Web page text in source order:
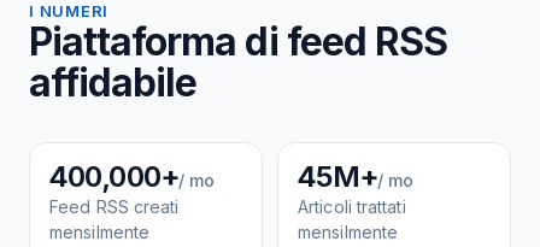
I NUMERI
Piattaforma di feed RSS
affidabile
400,000+/ mo
Feed RSS creati
mensilmente
45M+/ mo
Articoli trattati
mensilmente